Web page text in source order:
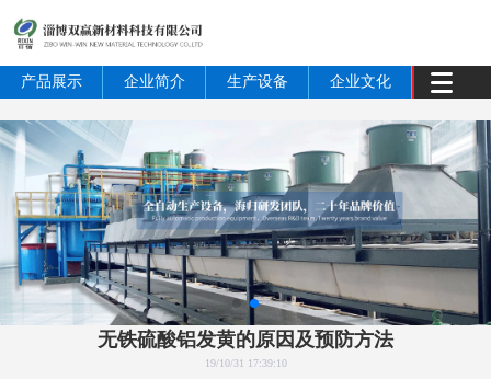
产品展示 企业简介 生产设备 企业文化
无铁硫酸铝发黄的原因及预防方法
19/10/31 17:39:10